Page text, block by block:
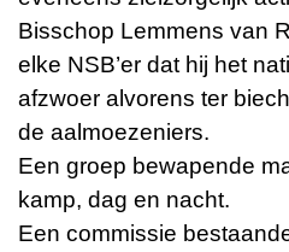
Bisschop Lemmens van
elke NSB’er dat hij het
afzwoer alvorens ter
de aalmoezeniers.
Een groep bewapende
kamp, dag en nacht.
Een commissie